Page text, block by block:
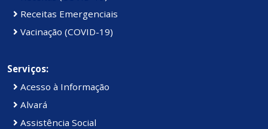
Receitas Emergenciais
Vacinação (COVID-19)
Serviços:
Acesso à Informação
Alvará
Assistência Social